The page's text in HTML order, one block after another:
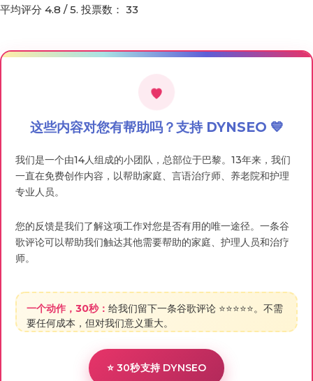
平均评分 4.8 / 5. 投票数： 33
这些内容对您有帮助吗？支持 DYNSEO 💙
我们是一个由14人组成的小团队，总部位于巴黎。13年来，我们
一直在免费创作内容，以帮助家庭、言语治疗师、养老院和护理
专业人员。
您的反馈是我们了解这项工作对您是否有用的唯一途径。一条谷
歌评论可以帮助我们触达其他需要帮助的家庭、护理人员和治疗
师。
一个动作，30秒： 给我们留下一条谷歌评论 ⭐⭐⭐⭐⭐。不需
要任何成本，但对我们意义重大。
⭐ 30秒支持 DYNSEO